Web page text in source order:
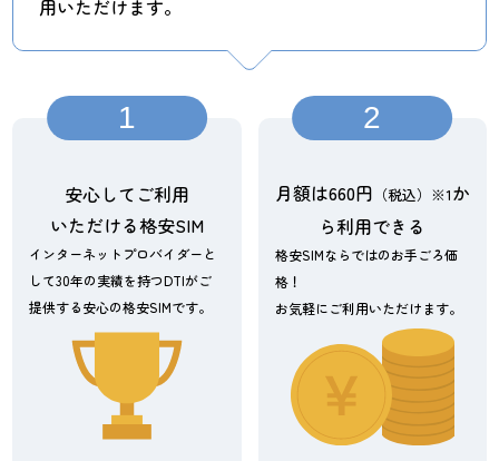
用いただけます。
1
安心してご利用
いただける格安SIM
インターネットプロバイダーと
して30年の実績を持つDTIがご
提供する安心の格安SIMです。
2
月額は660円 （税込）※1か
ら利用できる
格安SIMならではのお手ごろ価
格！
お気軽にご利用いただけます。